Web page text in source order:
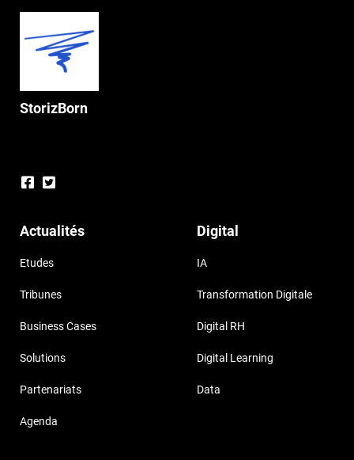
StorizBorn
Actualités
Etudes
Tribunes
Business Cases
Solutions
Partenariats
Agenda
Digital
IA
Transformation Digitale
Digital RH
Digital Learning
Data